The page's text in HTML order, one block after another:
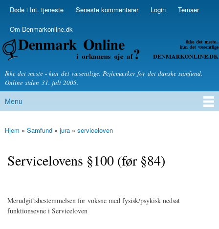
Skip to
Secondary menu
Døde i Int. tjeneste Seneste kommentarer Login Temaer
Om Denmarkonline.dk
Denmarkonline.dk - blognyheder om politik
Ikke det meste - kun det væsentlige. Pejlemærker for det danske samfund.
Online siden 31. juli 2005.
Main menu
Menu
You are here
Hjem » Samfund » jura » serviceloven
Servicelovens §100 (før §84)
Merudgiftsbestemmelsen for voksne med fysisk/psykisk nedsat
funktionsevne i Serviceloven